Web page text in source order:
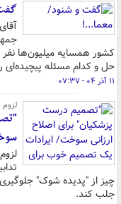
کشور همسایه میلیون‌ها
حل و کدام مسئله پیچیده‌ای
۱۱ آذر ۰۴ - ۰۷:۳۷
چیز از "پدیده شوک"
جلب کند.